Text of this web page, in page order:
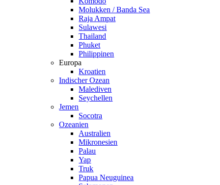
Molukken / Banda Sea
Raja Ampat
Sulawesi
Thailand
Phuket
Philippinen
Europa
Kroatien
Indischer Ozean
Malediven
Seychellen
Jemen
Socotra
Ozeanien
Australien
Mikronesien
Palau
Yap
Truk
Papua Neuguinea